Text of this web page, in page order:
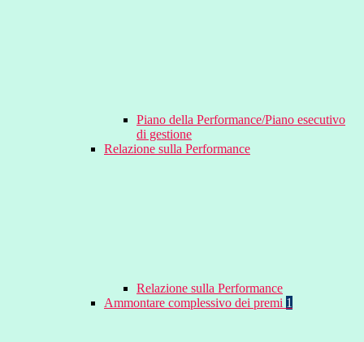
Piano della Performance/Piano esecutivo
di gestione
Relazione sulla Performance
Relazione sulla Performance
Ammontare complessivo dei premi 1